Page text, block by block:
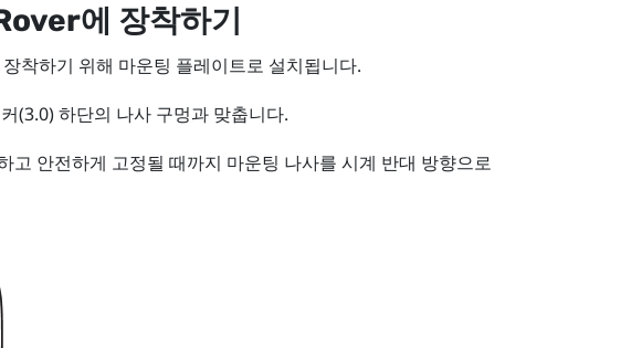
에 장착하기
착하기 위해 마운팅 플레이트로 설치됩니다.
(3.0)하단의 나사 구멍과 맞춥니다.
고 안전하게 고정될 때까지 마운팅 나사를 시계 반대 방향으로